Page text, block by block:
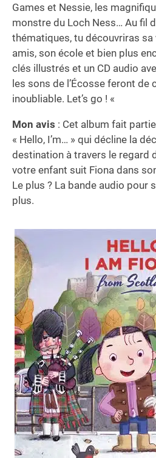
Games et Nessie, les
monstre du Loch Ness… Au fil
thématiques, tu découvriras sa
amis, son école et bien plus
clés illustrés et un CD audio
les sons de l’Écosse feront de
inoubliable. Let’s go ! «
Mon avis : Cet album fait
« Hello, I’m… » qui décline la
destination à travers le regard
votre enfant suit Fiona dans
Le plus ? La bande audio pour
plus.